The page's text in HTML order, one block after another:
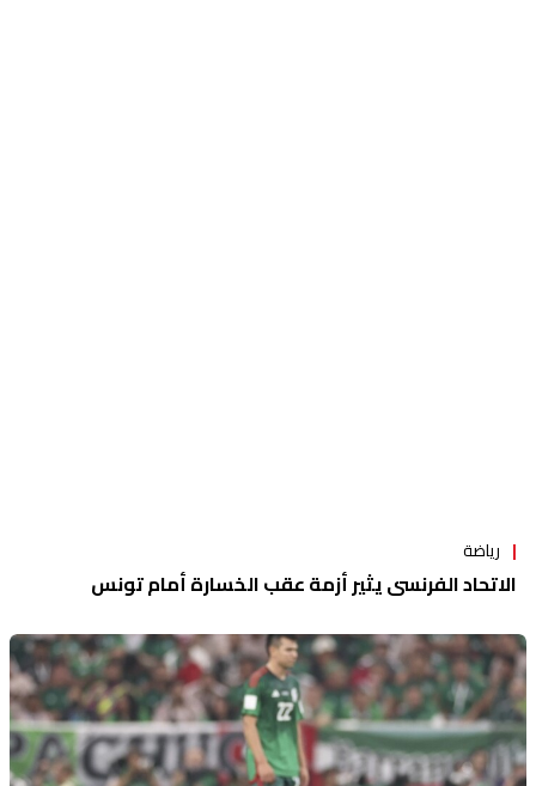
رياضة
السعودية تودع مونديال قطر وتقصي المكسيك..